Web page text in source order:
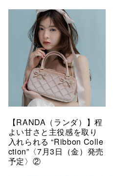
【RANDA（ランダ）】程
よい甘さと主役感を取り
入れられる “Ribbon Colle
ction”〈7月3日（金）発売
予定〉②